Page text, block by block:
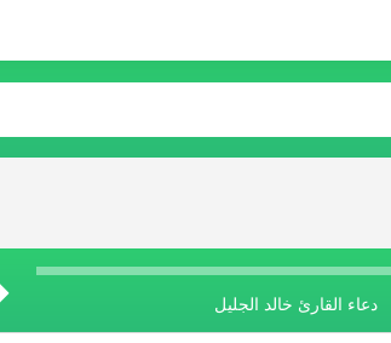
دعاء القارئ خالد الجليل